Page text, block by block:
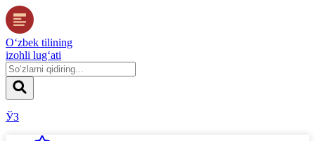
O‘zbek tilining
izohli lug‘ati
ЎЗ